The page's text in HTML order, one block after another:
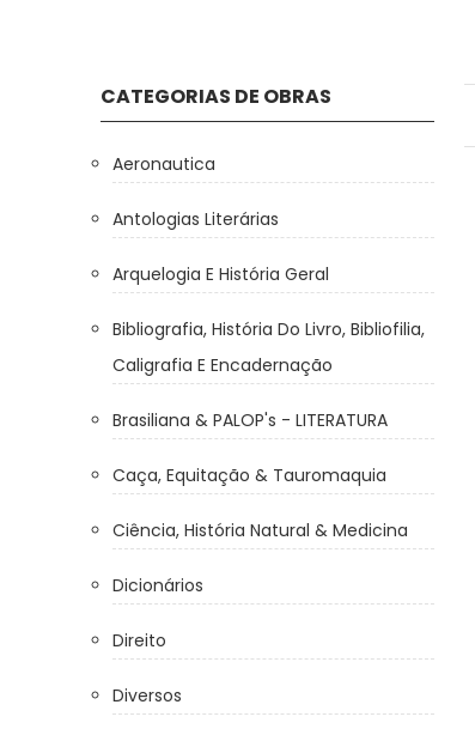
CATEGORIAS DE OBRAS
Aeronautica
Antologias Literárias
Arquelogia E História Geral
Bibliografia, História Do Livro, Bibliofilia,
Caligrafia E Encadernação
Brasiliana & PALOP's - LITERATURA
Caça, Equitação & Tauromaquia
Ciência, História Natural & Medicina
Dicionários
Direito
Diversos